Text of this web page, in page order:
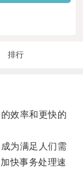
排行
效率和更快的
为满足人们需
快事务处理速